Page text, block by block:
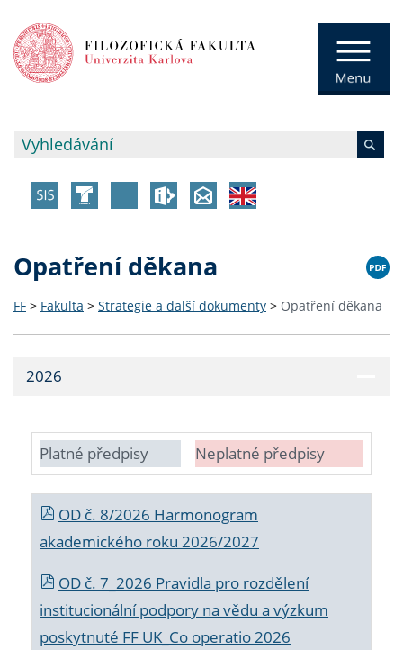
Opatření děkana
FF > Fakulta > Strategie a další dokumenty > Opatření děkana
2026
Platné předpisy Neplatné předpisy
OD č. 8/2026 Harmonogram
akademického roku 2026/2027
OD č. 7_2026 Pravidla pro rozdělení
institucionální podpory na vědu a výzkum
poskytnuté FF UK_Co operatio 2026